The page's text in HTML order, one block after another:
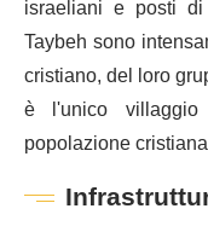
israeliani e posti
Taybeh sono
cristiano, del loro
è l'unico
popolazione